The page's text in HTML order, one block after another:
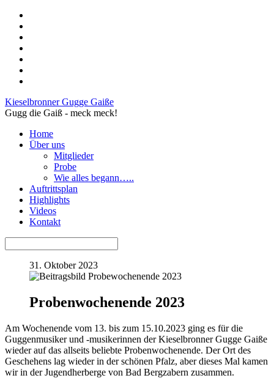
Kieselbronner Gugge Gaiße
Gugg die Gaiß - meck meck!
Home
Über uns
Mitglieder
Probe
Wie alles begann…..
Auftrittsplan
Highlights
Videos
Kontakt
31. Oktober 2023
Probenwochenende 2023
Am Wochenende vom 13. bis zum 15.10.2023 ging es für die
Guggenmusiker und -musikerinnen der Kieselbronner Gugge Gaiße
wieder auf das allseits beliebte Probenwochenende. Der Ort des
Geschehens lag wieder in der schönen Pfalz, aber dieses Mal kamen
wir in der Jugendherberge von Bad Bergzabern zusammen.